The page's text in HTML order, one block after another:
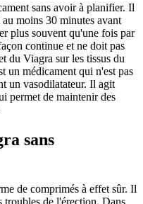
sans avoir à planifier. Il
moins 30 minutes avant
plus souvent qu'une fois par
continue et ne doit pas
du Viagra sur les tissus du
un médicament qui n'est pas
un vasodilatateur. Il agit
permet de maintenir des
sans
de comprimés à effet sûr. Il
troubles de l'érection. Dans